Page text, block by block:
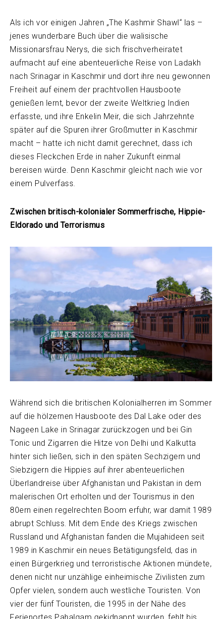
Als ich vor einigen Jahren „The Kashmir Shawl“ las –
jenes wunderbare Buch über die walisische
Missionarsfrau Nerys, die sich frischverheiratet
aufmacht auf eine abenteuerliche Reise von Ladakh
nach Srinagar in Kaschmir und dort ihre neu gewonnen
Freiheit auf einem der prachtvollen Hausboote
genießen lernt, bevor der zweite Weltkrieg Indien
erfasste, und ihre Enkelin Meir, die sich Jahrzehnte
später auf die Spuren ihrer Großmutter in Kaschmir
macht – hatte ich nicht damit gerechnet, dass ich
dieses Fleckchen Erde in naher Zukunft einmal
bereisen würde. Denn Kaschmir gleicht nach wie vor
einem Pulverfass.
Zwischen britisch-kolonialer Sommerfrische, Hippie-
Eldorado und Terrorismus
Während sich die britischen Kolonialherren im Sommer
auf die hölzernen Hausboote des Dal Lake oder des
Nageen Lake in Srinagar zurückzogen und bei Gin
Tonic und Zigarren die Hitze von Delhi und Kalkutta
hinter sich ließen, sich in den späten Sechzigern und
Siebzigern die Hippies auf ihrer abenteuerlichen
Überlandreise über Afghanistan und Pakistan in dem
malerischen Ort erholten und der Tourismus in den
80ern einen regelrechten Boom erfuhr, war damit 1989
abrupt Schluss. Mit dem Ende des Kriegs zwischen
Russland und Afghanistan fanden die Mujahideen seit
1989 in Kaschmir ein neues Betätigungsfeld, das in
einen Bürgerkrieg und terroristische Aktionen mündete,
denen nicht nur unzählige einheimische Zivilisten zum
Opfer vielen, sondern auch westliche Touristen. Von
vier der fünf Touristen, die 1995 in der Nähe des